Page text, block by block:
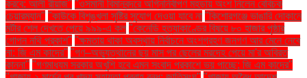
করবে: আলী রীয়াজ" "ওসমানী বিমানবন্দরে অগ্নিনির্বাপণ মহড়ায় অংশ নিলেন বেবিচক
চেয়ারম্যান" "কাউকে বিশৃঙ্খলা সৃষ্টির সুযোগ দেওয়া যাবে না "কিশোরগঞ্জে ভাঙারি দোকানে
মর্টার শেল দেখতে পেয়ে ৯৯৯-এ কল "কেনেডি হত্যাকাণ্ডের বিষয়ে ৮০ হাজার পৃষ্ঠার
গোপন নথি প্রকাশ" "ক্ষমতায় থাকা অবস্থায় নির্বাচনে অংশগ্রহণ জনগণ আর মেনে নেবে
না: জি এম কাদের" "গণ–অভ্যুত্থানের ছয় মাস পর ছেলের মরদেহ পেয়ে মা'র অবিরত
কান্না" "গণমাধ্যম সরকার অখুশি হবে এমন সংবাদ প্রকাশে ভয় পাচ্ছে: জি এম কাদের"